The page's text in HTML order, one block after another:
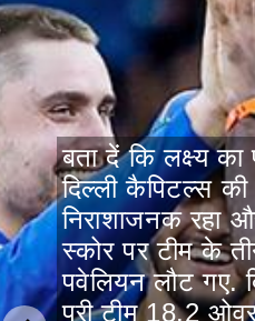
बता दें कि लक्ष्य का
दिल्ली कैपिटल्स
निराशाजनक रहा
स्कोर पर टीम के
पवेलियन लौट गए.
पूरी टीम 18.2